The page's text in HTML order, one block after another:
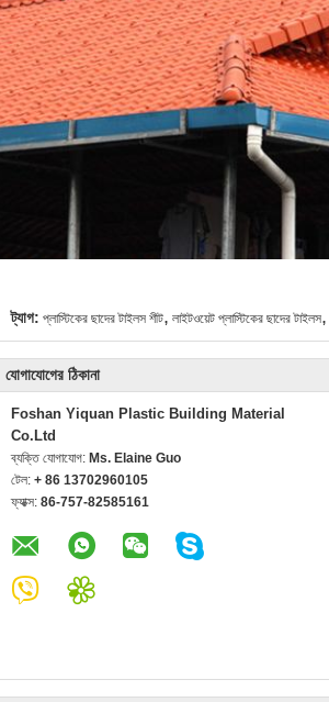
ট্যাগ: প্লাস্টিকের ছাদের টাইলস শীট, লাইটওয়েট প্লাস্টিকের ছাদের টাইলস,
যোগাযোগের ঠিকানা
Foshan Yiquan Plastic Building Material
Co.Ltd
ব্যক্তি যোগাযোগ: Ms. Elaine Guo
টেল: + 86 13702960105
ফ্যাক্স: 86-757-82585161